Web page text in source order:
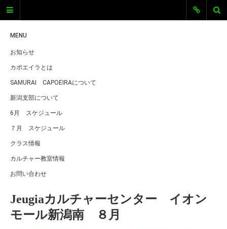
SAMURAI
CAPOEIRA新
潟
SAMURAI CAPOEIRA新潟
新潟エリアのカポエイラグループ、
SAMURAI CAPOEIRA新潟のオフィシ
をしています。ただいま仲間を募集
中です。体を動かすのが好きな人、
手に入れたい、音楽に興味がある、
とにかくカッコよく目立ちたい！…
最近の投稿
MENU
お知らせ
カポエイラとは
SAMURAI CAPOEIRAについて
新潟支部について
6月 スケジュール
７月 スケジュール
クラス情報
カルチャー教室情報
お問い合わせ
Jeugiaカルチャーセンター イオン
モール新潟南 ８月